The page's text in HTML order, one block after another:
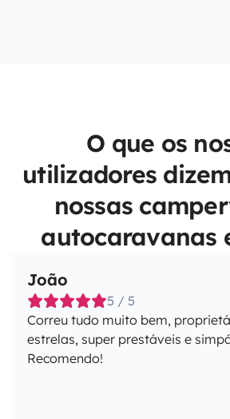
O que os
utilizadores
nossas
autocaravanas
João
5 / 5
Correu tudo muito bem,
estrelas, super prestáveis e
Recomendo!